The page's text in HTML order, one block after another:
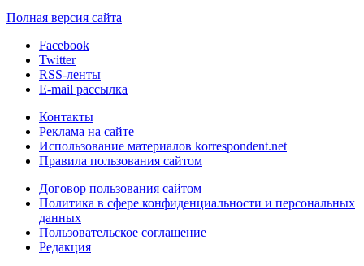
Полная версия сайта
Facebook
Twitter
RSS-ленты
E-mail рассылка
Контакты
Реклама на сайте
Использование материалов korrespondent.net
Правила пользования сайтом
Договор пользования сайтом
Политика в сфере конфиденциальности и персональных
данных
Пользовательское соглашение
Редакция